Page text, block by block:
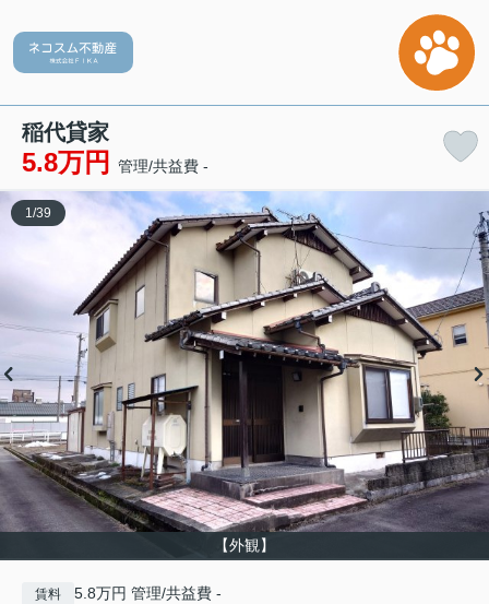
稲代貸家
5.8万円 管理/共益費 -
【外観】
1 /39
賃料 5.8万円 管理/共益費 -